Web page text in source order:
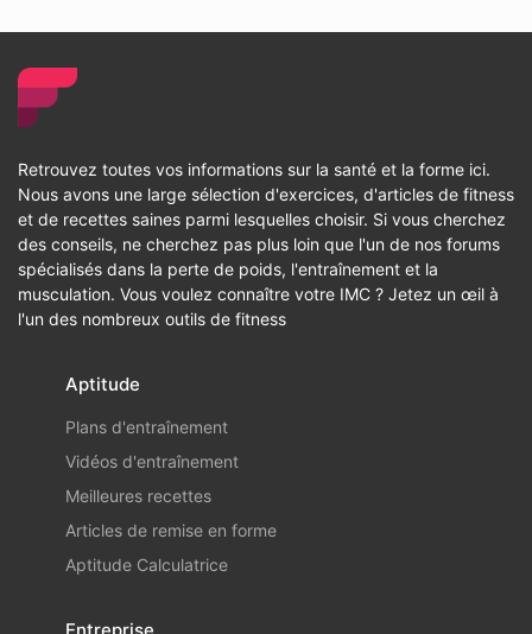
Retrouvez toutes vos informations sur la santé et la forme ici.
Nous avons une large sélection d'exercices, d'articles de fitness
et de recettes saines parmi lesquelles choisir. Si vous cherchez
des conseils, ne cherchez pas plus loin que l'un de nos forums
spécialisés dans la perte de poids, l'entraînement et la
musculation. Vous voulez connaître votre IMC ? Jetez un œil à
l'un des nombreux outils de fitness
Aptitude
Plans d'entraînement
Vidéos d'entraînement
Meilleures recettes
Articles de remise en forme
Aptitude Calculatrice